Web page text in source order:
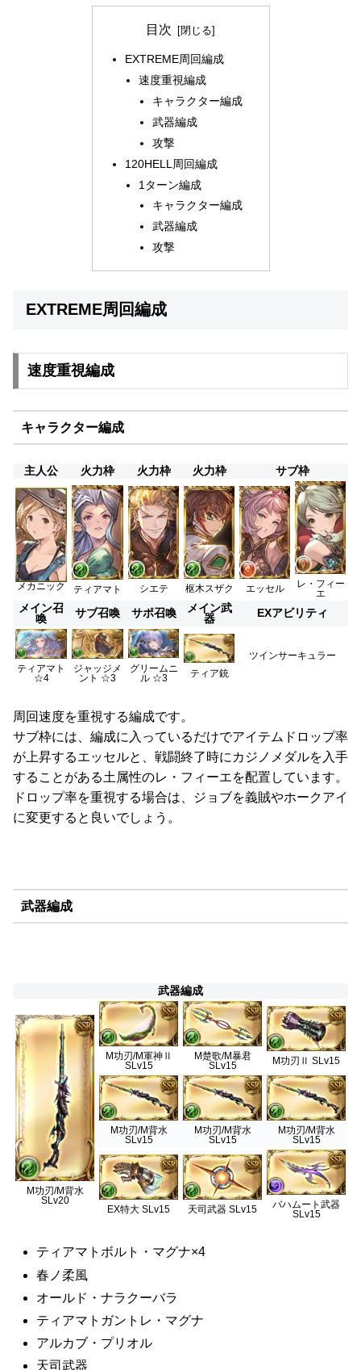
目次
EXTREME周回編成
速度重視編成
キャラクター編成
武器編成
攻撃
120HELL周回編成
1ターン編成
キャラクター編成
武器編成
攻撃
EXTREME周回編成
速度重視編成
キャラクター編成
主人公 火力枠 火力枠 火力枠 サブ枠
メカニック ティアマト シエテ 枢木スザク エッセル
レ・フィー
エ
メイン召
喚
サブ召喚 サポ召喚
メイン武
器
EXアビリティ
ティアマト
☆4
ジャッジメ
ント ☆3
グリームニ
ル ☆3
ティア銃
ツインサーキュラー
周回速度を重視する編成です。
サブ枠には、編成に入っているだけでアイテムドロップ率
が上昇するエッセルと、戦闘終了時にカジノメダルを入手
することがある土属性のレ・フィーエを配置しています。
ドロップ率を重視する場合は、ジョブを義賊やホークアイ
に変更すると良いでしょう。
武器編成
武器編成
M功刃/M背水
SLv20
M功刃/M軍神Ⅱ
SLv15
M楚歌/M暴君
SLv15
M功刃Ⅱ SLv15
M功刃/M背水
SLv15
M功刃/M背水
SLv15
M功刃/M背水
SLv15
EX特大 SLv15 天司武器 SLv15
バハムート武器
SLv15
ティアマトボルト・マグナ×4
春ノ柔風
オールド・ナラクーバラ
ティアマトガントレ・マグナ
アルカブ・プリオル
天司武器